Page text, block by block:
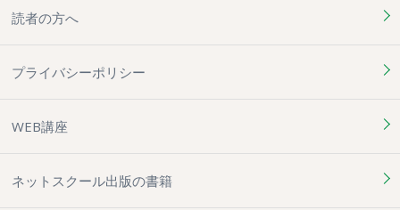
読者の方へ
プライバシーポリシー
WEB講座
ネットスクール出版の書籍